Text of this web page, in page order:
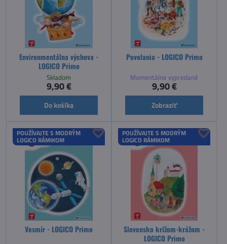
Environmentálna výchova -
LOGICO Primo
Skladom
9,90 €
Do košíka
Povolania - LOGICO Primo
Momentálne vypredané
9,90 €
Zobraziť
POUŽÍVAJTE S MODRÝM
LOGICO RÁMIKOM
Vesmír - LOGICO Primo
POUŽÍVAJTE S MODRÝM
LOGICO RÁMIKOM
Slovensko krížom-krážom -
LOGICO Primo